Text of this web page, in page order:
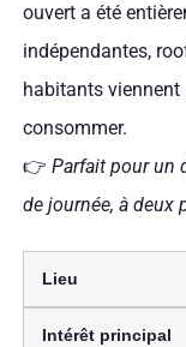
ouvert a été
indépendantes,
habitants viennent
consommer.
👉 Parfait pour un
de journée, à deux